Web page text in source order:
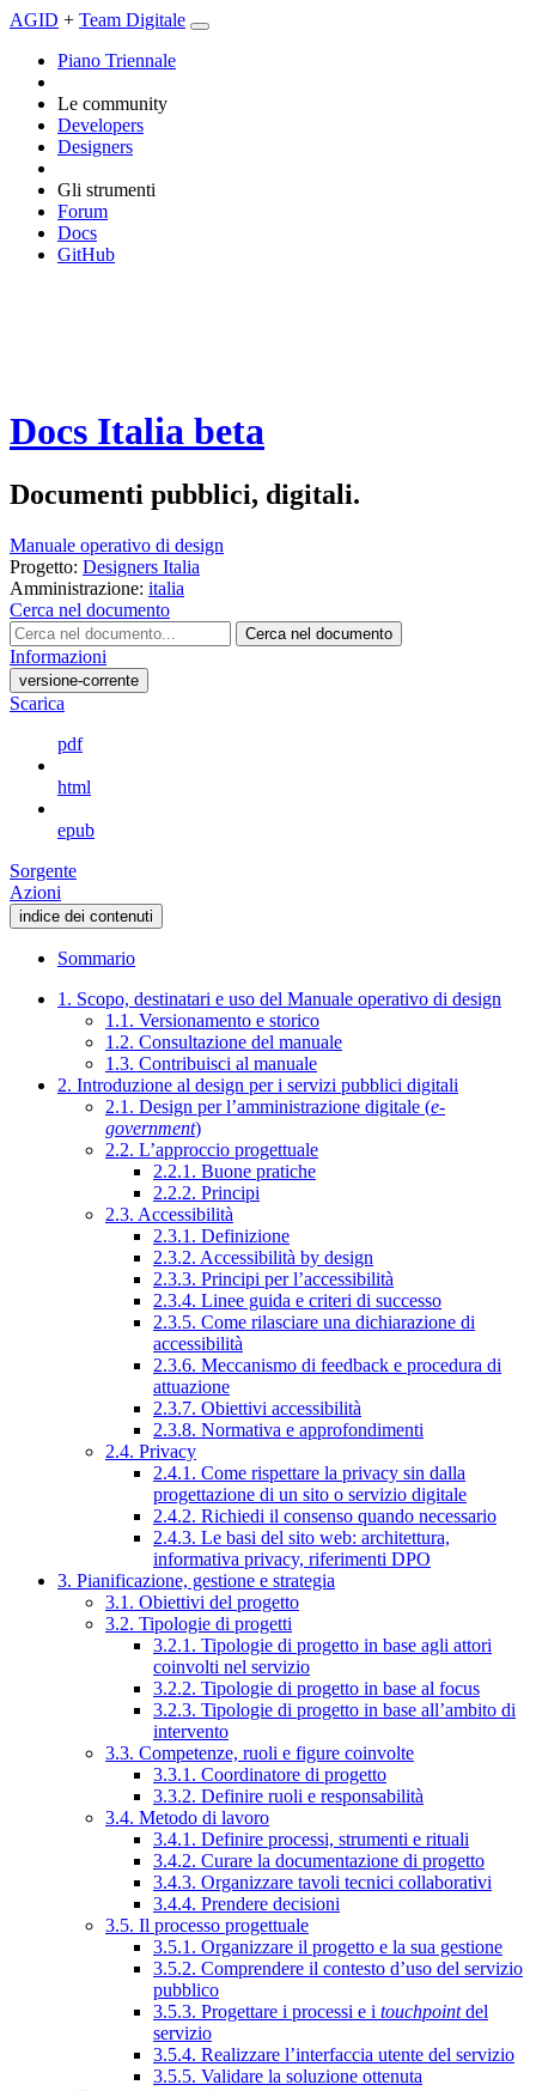
AGID + Team Digitale
Piano Triennale
Le community
Developers
Designers
Gli strumenti
Forum
Docs
GitHub
Docs Italia beta
Documenti pubblici, digitali.
Manuale operativo di design
Progetto: Designers Italia
Amministrazione: italia
Cerca nel documento
Cerca nel documento
Informazioni
versione-corrente
Scarica
pdf
html
epub
Sorgente
Azioni
indice dei contenuti
Sommario
1. Scopo, destinatari e uso del Manuale operativo di design
1.1. Versionamento e storico
1.2. Consultazione del manuale
1.3. Contribuisci al manuale
2. Introduzione al design per i servizi pubblici digitali
2.1. Design per l’amministrazione digitale (e-
government)
2.2. L’approccio progettuale
2.2.1. Buone pratiche
2.2.2. Principi
2.3. Accessibilità
2.3.1. Definizione
2.3.2. Accessibilità by design
2.3.3. Principi per l’accessibilità
2.3.4. Linee guida e criteri di successo
2.3.5. Come rilasciare una dichiarazione di
accessibilità
2.3.6. Meccanismo di feedback e procedura di
attuazione
2.3.7. Obiettivi accessibilità
2.3.8. Normativa e approfondimenti
2.4. Privacy
2.4.1. Come rispettare la privacy sin dalla
progettazione di un sito o servizio digitale
2.4.2. Richiedi il consenso quando necessario
2.4.3. Le basi del sito web: architettura,
informativa privacy, riferimenti DPO
3. Pianificazione, gestione e strategia
3.1. Obiettivi del progetto
3.2. Tipologie di progetti
3.2.1. Tipologie di progetto in base agli attori
coinvolti nel servizio
3.2.2. Tipologie di progetto in base al focus
3.2.3. Tipologie di progetto in base all’ambito di
intervento
3.3. Competenze, ruoli e figure coinvolte
3.3.1. Coordinatore di progetto
3.3.2. Definire ruoli e responsabilità
3.4. Metodo di lavoro
3.4.1. Definire processi, strumenti e rituali
3.4.2. Curare la documentazione di progetto
3.4.3. Organizzare tavoli tecnici collaborativi
3.4.4. Prendere decisioni
3.5. Il processo progettuale
3.5.1. Organizzare il progetto e la sua gestione
3.5.2. Comprendere il contesto d’uso del servizio
pubblico
3.5.3. Progettare i processi e i touchpointdel
servizio
3.5.4. Realizzare l’interfaccia utente del servizio
3.5.5. Validare la soluzione ottenuta